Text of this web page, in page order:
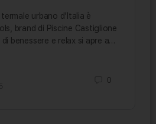
urbano d’Italia è
brand di Piscine Castiglione
benessere e relax si apre a…
0